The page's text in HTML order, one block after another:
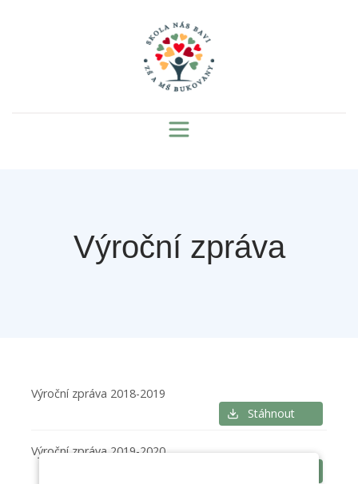
Výroční zpráva
Výroční zpráva 2018-2019
Stáhnout
Výroční zpráva 2019-2020